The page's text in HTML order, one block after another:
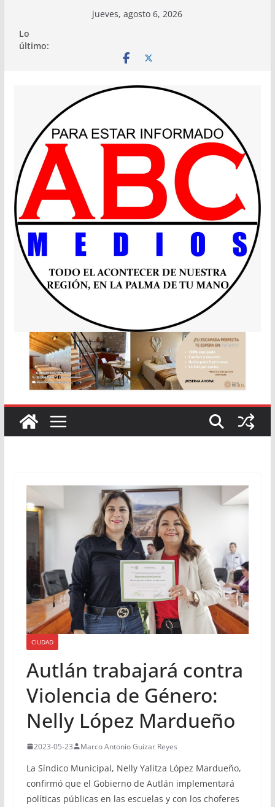
contenido
jueves, agosto 6, 2026
Lo
último:
CIUDAD
Autlán trabajará contra
Violencia de Género:
Nelly López Mardueño
2023-05-23 Marco Antonio Guizar Reyes
La Síndico Municipal, Nelly Yalitza López Mardueño,
confirmó que el Gobierno de Autlán implementará
políticas públicas en las escuelas y con los choferes